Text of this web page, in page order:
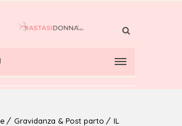
Gravidanza & Post parto
IL